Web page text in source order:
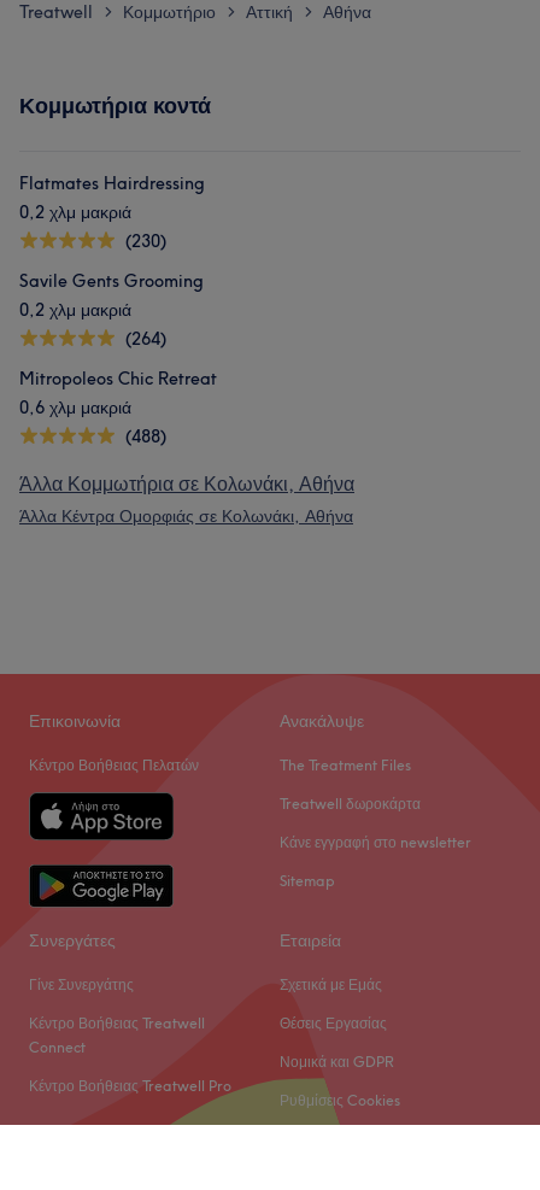
Treatwell > Κομμωτήριο > Αττική > Αθήνα
Κομμωτήρια κοντά
Flatmates Hairdressing
0,2 χλμ μακριά
(230)
Savile Gents Grooming
0,2 χλμ μακριά
(264)
Mitropoleos Chic Retreat
0,6 χλμ μακριά
(488)
Άλλα Κομμωτήρια σε Κολωνάκι, Αθήνα
Άλλα Κέντρα Ομορφιάς σε Κολωνάκι, Αθήνα
Επικοινωνία
Κέντρο Βοήθειας Πελατών
Ανακάλυψε
The Treatment Files
Treatwell δωροκάρτα
Κάνε εγγραφή στο newsletter
Sitemap
Συνεργάτες
Γίνε Συνεργάτης
Κέντρο Βοήθειας Treatwell
Connect
Κέντρο Βοήθειας Treatwell Pro
Εταιρεία
Σχετικά με Εμάς
Θέσεις Εργασίας
Νομικά και GDPR
Ρυθμίσεις Cookies